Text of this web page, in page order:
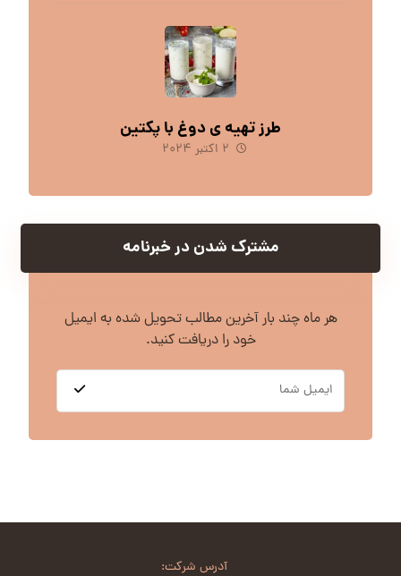
طرز تهیه ی دوغ با پکتین
۲ اکتبر ۲۰۲۴
مشترک شدن در خبرنامه
هر ماه چند بار آخرین مطالب تحویل شده به ایمیل
خود را دریافت کنید.
آدرس شرکت: